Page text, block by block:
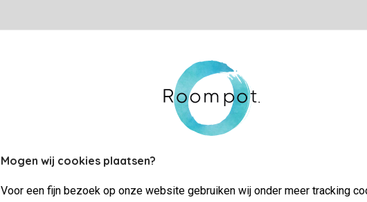
Mogen wij cookies plaatsen?
Voor een fijn bezoek op onze website gebruiken wij onder meer tracking